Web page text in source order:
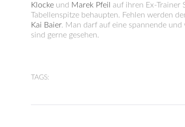
Klocke und Marek Pfeil auf ihren Ex-Trainer
Tabellenspitze behaupten. Fehlen werden
Kai Baier. Man darf auf eine spannende
sind gerne gesehen.
TAGS: